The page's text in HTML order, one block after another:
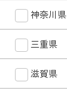
神奈川県
三重県
滋賀県
埼玉県
愛知県
京都府